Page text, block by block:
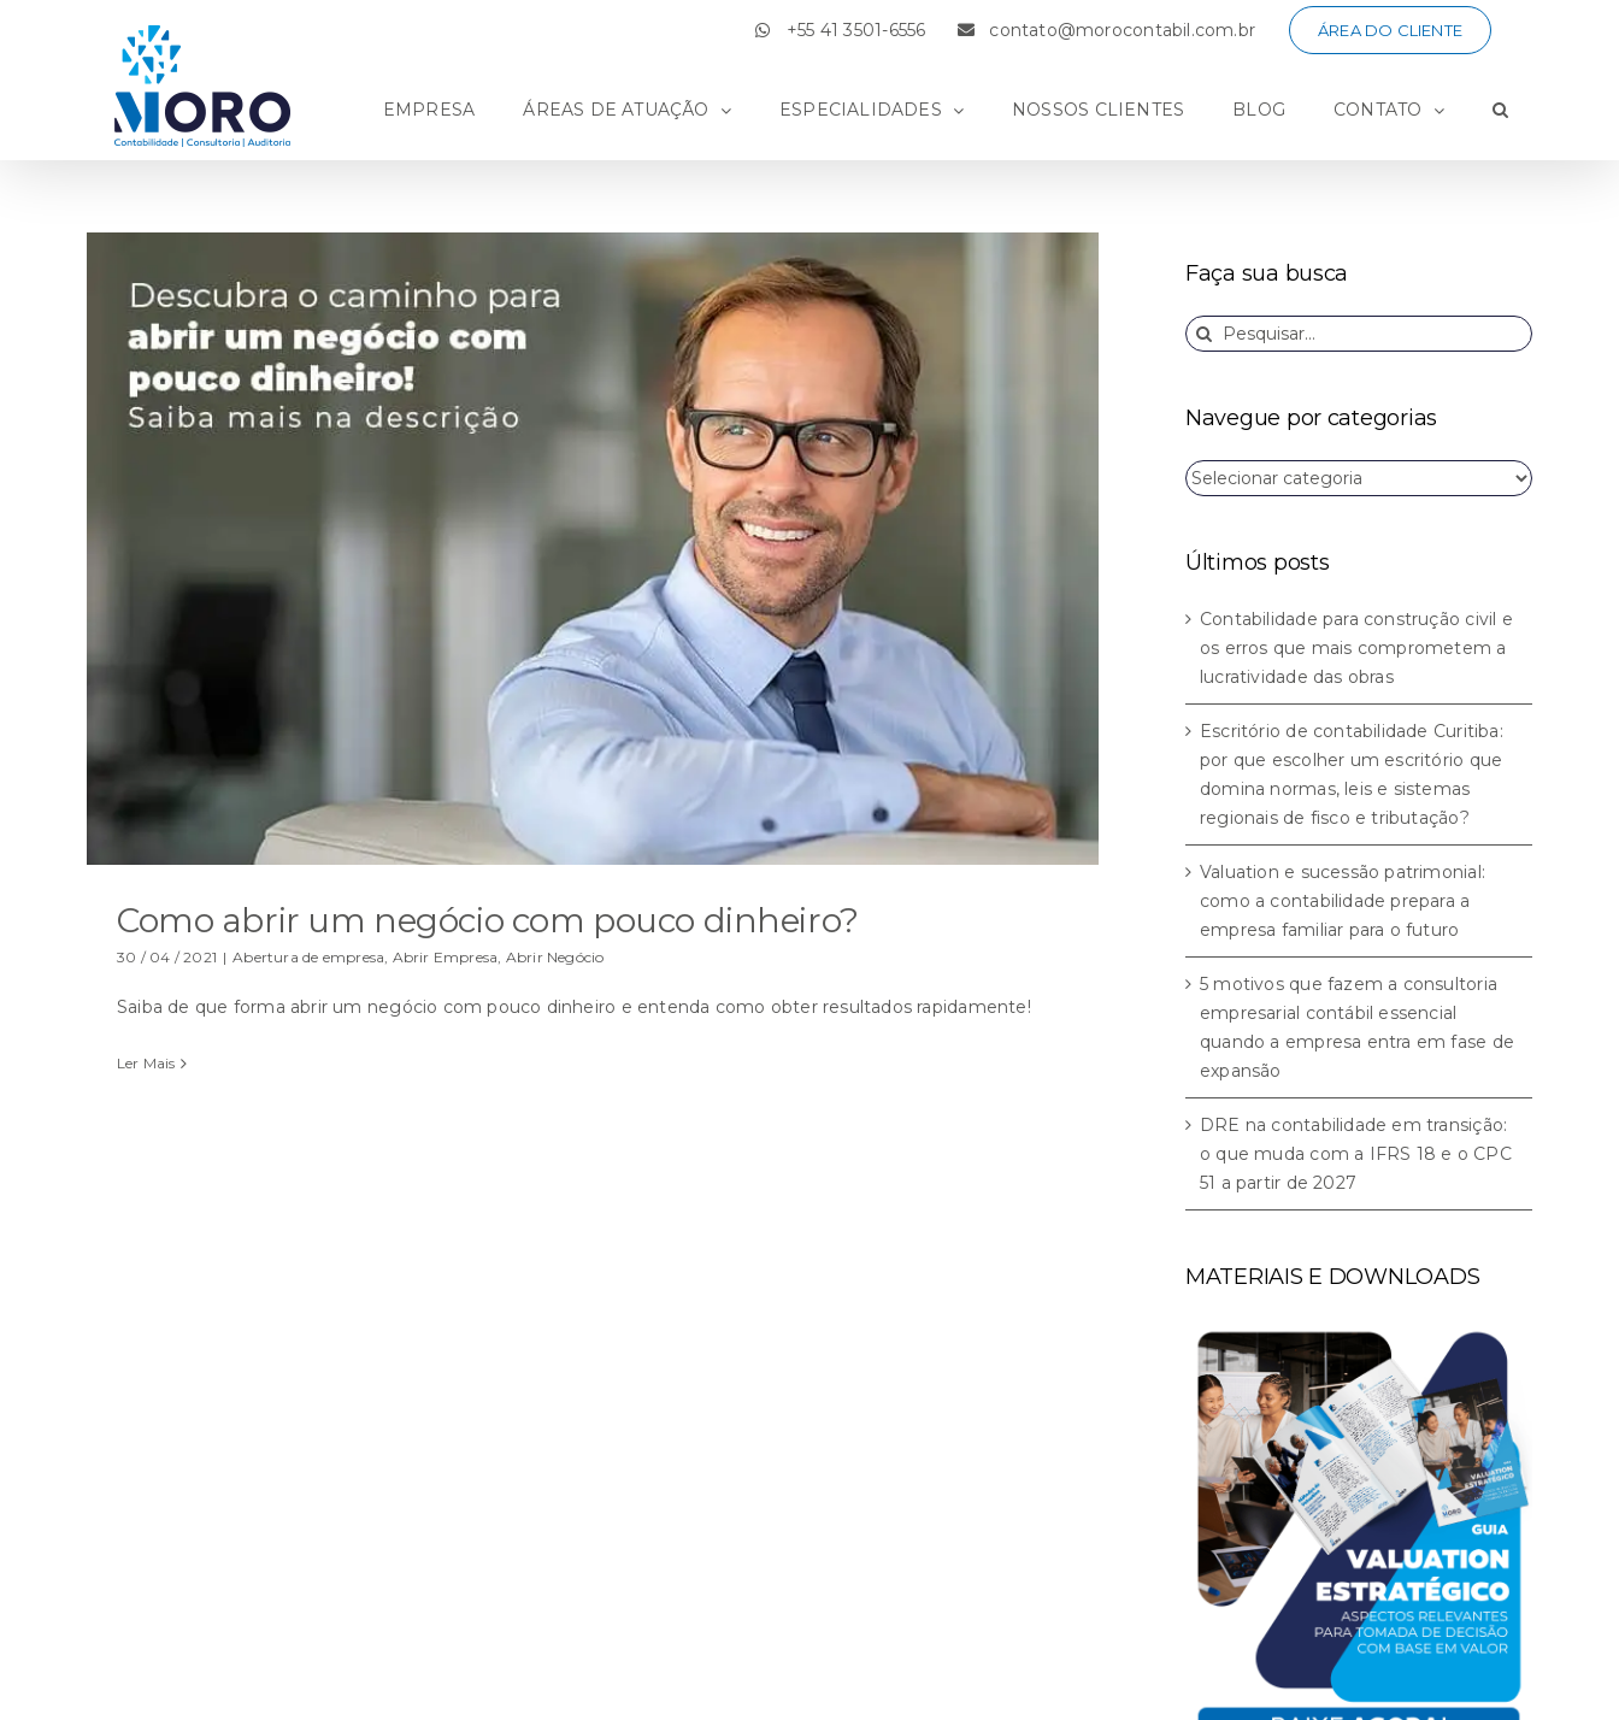
+55 41 3501-6556 contato@morocontabil.com.br ÁREA DO CLIENTE
EMPRESA ÁREAS DE ATUAÇÃO ESPECIALIDADES NOSSOS CLIENTES BLOG CONTATO
Como abrir um negócio com pouco dinheiro?
30 / 04 / 2021 | Abertura de empresa, Abrir Empresa, Abrir Negócio
Saiba de que forma abrir um negócio com pouco dinheiro e entenda como obter resultados rapidamente!
Ler Mais
Faça sua busca
Buscar
resultados
Navegue por categorias
Navegue
por
Últimos posts
Contabilidade para construção civil e
os erros que mais comprometem a
lucratividade das obras
Escritório de contabilidade Curitiba:
por que escolher um escritório que
domina normas, leis e sistemas
regionais de fisco e tributação?
Valuation e sucessão patrimonial:
como a contabilidade prepara a
empresa familiar para o futuro
5 motivos que fazem a consultoria
empresarial contábil essencial
quando a empresa entra em fase de
expansão
DRE na contabilidade em transição:
o que muda com a IFRS 18 e o CPC
51 a partir de 2027
MATERIAIS E DOWNLOADS